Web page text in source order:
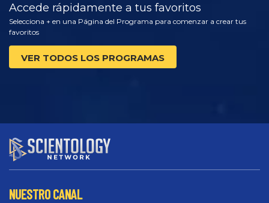
Accede rápidamente a tus favoritos
Selecciona + en una Página del Programa para comenzar a crear tus
favoritos
VER TODOS LOS PROGRAMAS
NUESTRO CANAL